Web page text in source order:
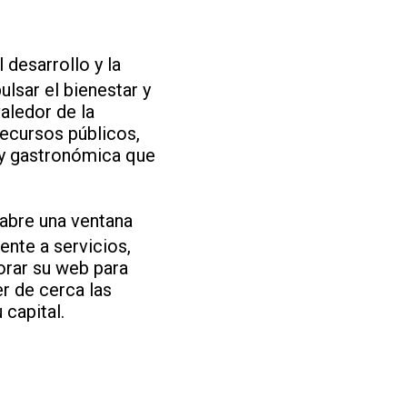
desarrollo y la
el bienestar y
de la
públicos,
gastronómica que
una ventana
a servicios,
su web para
de cerca las
capital.